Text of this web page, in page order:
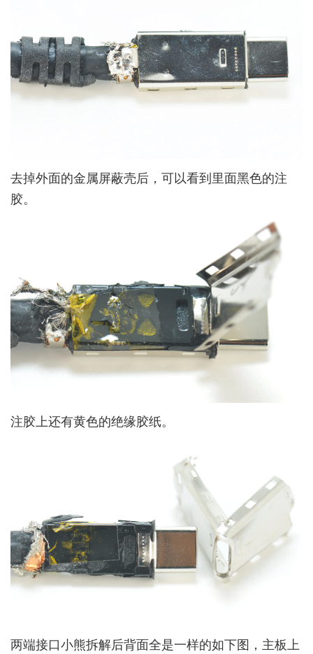
去掉外面的金属屏蔽壳后，可以看到里面黑色的注
胶。
注胶上还有黄色的绝缘胶纸。
两端接口小熊拆解后背面全是一样的如下图，主板上